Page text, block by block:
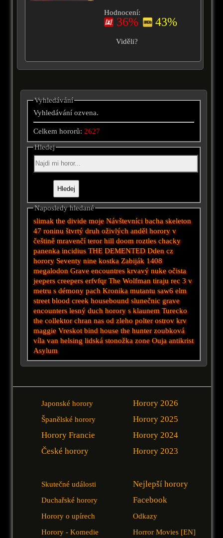
Hodnocení:
36% 43%
Viděli?
Vyhledávání
Vyhledávání ozvena.
Celkem hororů:2627
Hledej
Naposledy hledané
slimak the divide moje Návštevníci bacha skeleton
47 roninu štvrtý druh oživlých anděl horory v
češtině mravenčí teror hill doom roztles chacky
panenka incidius THE DEMENTED Dden cz
horory Seventy nine kostka Zabiják 1408
megalodon Grave encountres krvavý nuke očista
jeepers creepers erfvfqr The Wolfman tiraju rec 3 v
metru s démony pach Kronika mutantu saw6 elm
street blood creek housebound slunečnic grave
encounterslesný duch horory s klaunem Turecko
the collektor chran nas od zleho polter ostrov krv
maggie Vreskot bind house the hunter zoubková
víla van helsing lidská stonožka zoneOuja antikrist
Asylum
Japonské horory
Španělské horory
Horory Francie
České horory
Horory 2026
Horory 2025
Horory 2024
Horory 2023
Skutečné události
Duchařské horory
Horory o upírech
Horory - Komedie
Nejlepší horory
Facebook
Odkazy
Horror Movies [EN]